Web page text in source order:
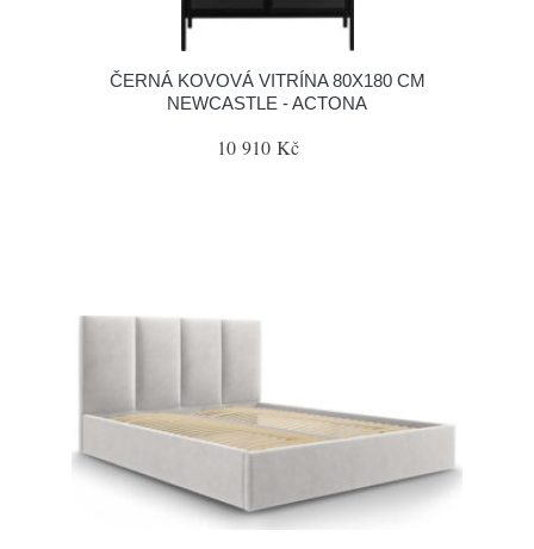
ČERNÁ KOVOVÁ VITRÍNA 80X180 CM
NEWCASTLE - ACTONA
10 910 Kč